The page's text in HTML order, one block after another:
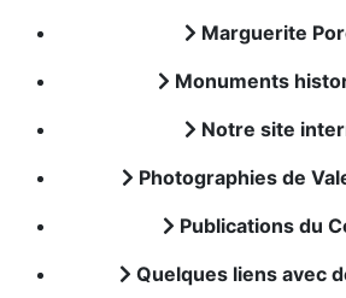
Marguerite
Monuments
Notre site
Photographies de
Publications du
Quelques liens avec